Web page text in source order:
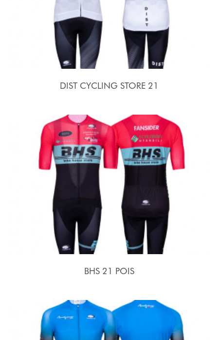
DIST CYCLING STORE 21
BHS 21 POIS